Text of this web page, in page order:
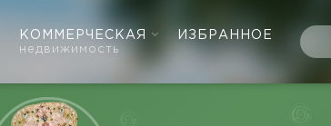
КОММЕРЧЕСКАЯ
недвижимость
ИЗБРАННОЕ